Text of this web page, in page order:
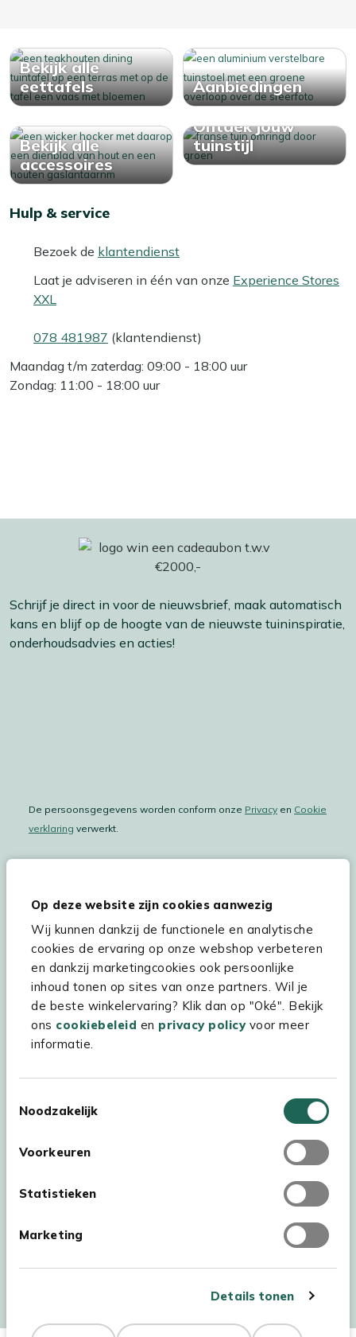
Op deze website zijn cookies aanwezig
Wij kunnen dankzij de functionele en analytische
cookies de ervaring op onze webshop verbeteren
en dankzij marketingcookies ook persoonlijke
inhoud tonen op sites van onze partners. Wil je
de beste winkelervaring? Klik dan op "Oké". Bekijk
ons cookiebeleid en privacy policyvoor meer
informatie.
Noodzakelijk
Voorkeuren
Statistieken
Marketing
Details tonen
Bekijk alle
eettafels
Aanbiedingen
Bekijk alle
accessoires
Ontdek jouw
tuinstijl
Hulp & service
Bezoek de klantendienst
Laat je adviseren in één van onze Experience Stores
XXL
078 481987 (klantendienst)
Maandag t/m zaterdag: 09:00 - 18:00 uur
Zondag: 11:00 - 18:00 uur
Schrijf je direct in voor de nieuwsbrief, maak automatisch
kans en blijf op de hoogte van de nieuwste tuininspiratie,
onderhoudsadvies en acties!
De persoonsgegevens worden conform onze Privacy en Cookie
verklaring verwerkt.
Hulp & service
Assortiment
Kees Smit Tuinmeubelen
Experience Stores XXL